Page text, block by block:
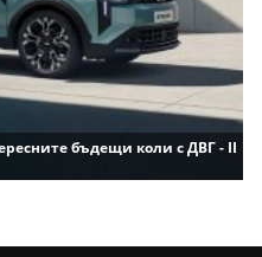
бъдещи коли с ДВГ - II